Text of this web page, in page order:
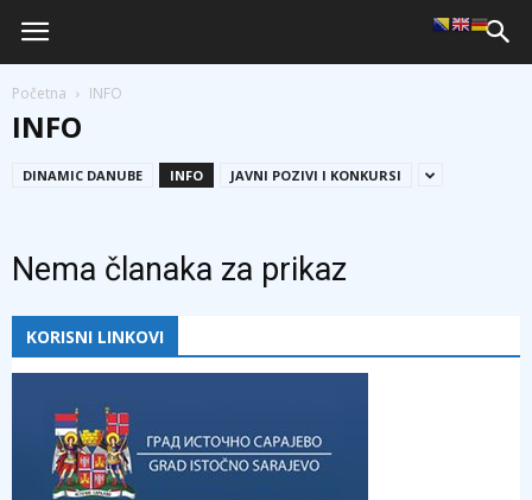
Početna INFO
INFO
DINAMIC DANUBE INFO JAVNI POZIVI I KONKURSI
Nema članaka za prikaz
KORISNI LINKOVI